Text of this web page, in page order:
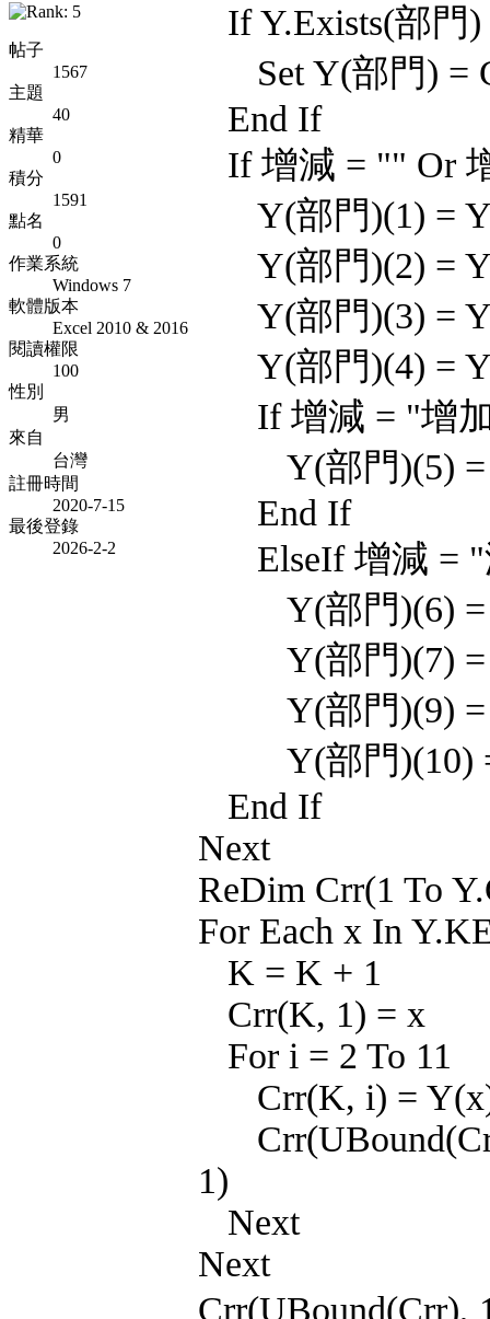
帖子
1567
主題
40
精華
0
積分
1591
點名
0
作業系統
Windows 7
軟體版本
Excel 2010 & 2016
閱讀權限
100
性別
男
來自
台灣
註冊時間
2020-7-15
最後登錄
2026-2-2
If Y.Exists(部門)
Set Y(部門) =
End If
If 增減 = "" Or
Y(部門)(1) =
Y(部門)(2) =
Y(部門)(3) =
Y(部門)(4) =
If 增減 = "增加
Y(部門)(5) =
End If
ElseIf 增減 = "
Y(部門)(6) =
Y(部門)(7) =
Y(部門)(9) =
Y(部門)(10) =
End If
Next
ReDim Crr(1 To
For Each x In
K = K + 1
Crr(K, 1) = x
For i = 2 To 11
Crr(K, i) =
1)
Next
Next
Crr(UBound(Crr),